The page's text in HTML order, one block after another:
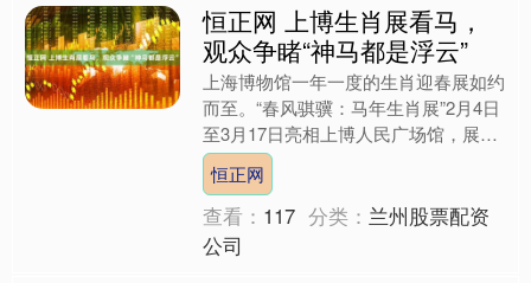
恒正网 上博生肖展看马，
观众争睹“神马都是浮云”
上海博物馆一年一度的生肖迎春展如约
而至。“春风骐骥：马年生肖展”2月4日
至3月17日亮相上博人民广场馆，展出
来自甘肃省博物馆、甘肃省文物考古研
究所、咸阳博物院及....
恒正网
查看： 117 分类： 兰州股票配资
公司